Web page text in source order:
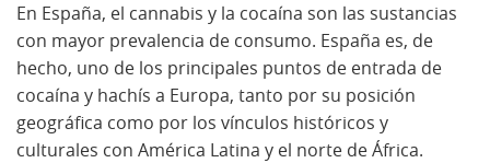
En España, el cannabis y la cocaína son las sustancias
con mayor prevalencia de consumo. España es, de
hecho, uno de los principales puntos de entrada de
cocaína y hachís a Europa, tanto por su posición
geográfica como por los vínculos históricos y
culturales con América Latina y el norte de África.